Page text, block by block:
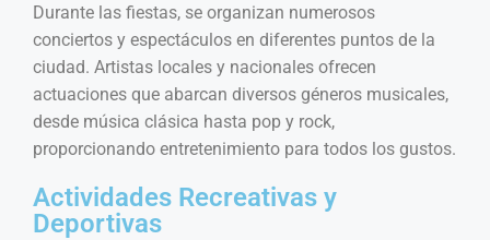
Durante las fiestas, se organizan numerosos
conciertos y espectáculos en diferentes puntos de la
ciudad. Artistas locales y nacionales ofrecen
actuaciones que abarcan diversos géneros musicales,
desde música clásica hasta pop y rock,
proporcionando entretenimiento para todos los gustos.
Actividades Recreativas y
Deportivas